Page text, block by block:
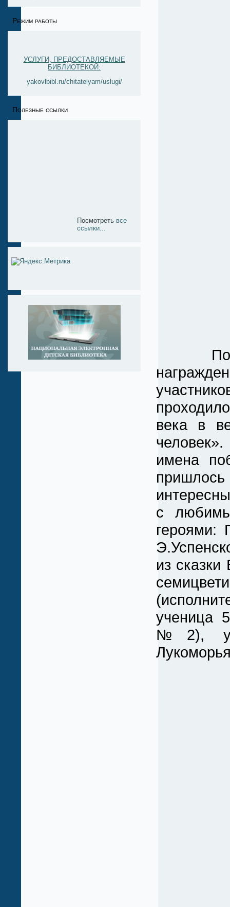
Режим работы
УСЛУГИ, ПРЕДОСТАВЛЯЕМЫЕ
БИБЛИОТЕКОЙ:
yakovlbibl.ru/chitatelyam/uslugi/
Полезные ссылки
Посмотреть все
ссылки...
века в
имена
с
героями:
из
ученица
№2),